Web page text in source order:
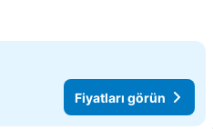
Fiyatları görün